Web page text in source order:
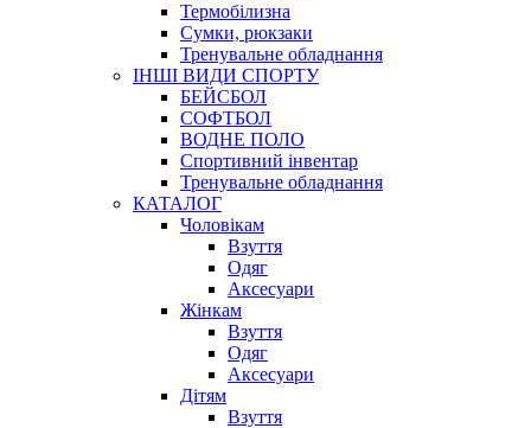
Термобілизна
Сумки, рюкзаки
Тренувальне обладнання
ІНШІ ВИДИ СПОРТУ
БЕЙСБОЛ
СОФТБОЛ
ВОДНЕ ПОЛО
Спортивний інвентар
Тренувальне обладнання
КАТАЛОГ
Чоловікам
Взуття
Одяг
Аксесуари
Жінкам
Взуття
Одяг
Аксесуари
Дітям
Взуття